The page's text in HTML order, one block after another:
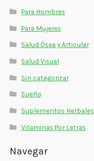
Para Hombres
Para Mujeres
Salud Ósea y Articular
Salud Visual
Sin categorizar
Sueño
Suplementos Herbales
Vitaminas Por Letras
Navegar